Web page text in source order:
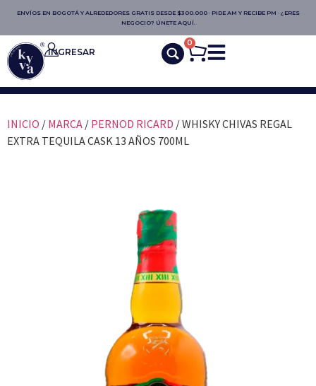
ENVÍOS EN BOGOTÁ Y ALREDEDORES GRATIS DESDE $300.000 · PIDE AM Y RECIBE PM · ¿ERES
NEGOCIO? ÚNETE AQUÍ.
INGRESAR
0
INICIO / MARCA / PERNOD RICARD / WHISKY CHIVAS REGAL
EXTRA TEQUILA CASK 13 AÑOS 700ML